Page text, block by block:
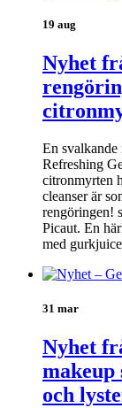
19 aug
Nyhet
En svalkande
Refreshing
citronmyrten
cleanser är
rengöringen!
Picaut. En
med
31 mar
Nyhet
makeup
och